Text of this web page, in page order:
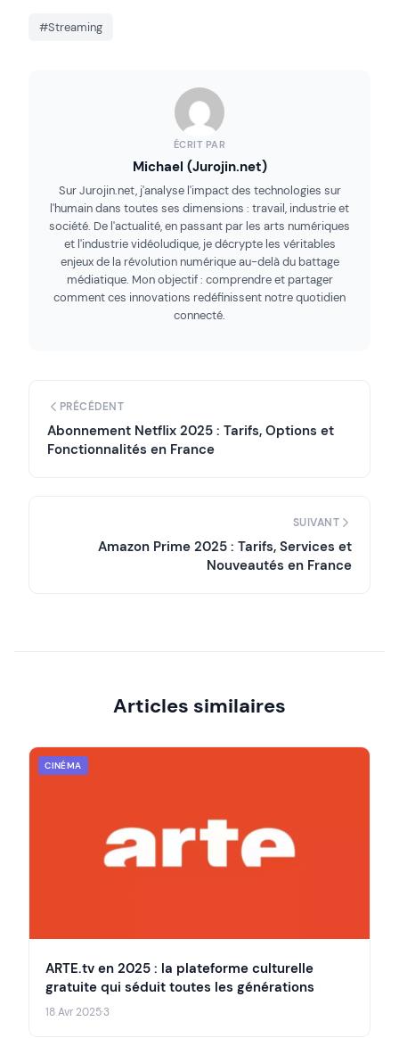
#Streaming
ÉCRIT PAR
Michael (Jurojin.net)
Sur Jurojin.net, j'analyse l'impact des technologies sur
l'humain dans toutes ses dimensions : travail, industrie et
société. De l'actualité, en passant par les arts numériques
et l'industrie vidéoludique, je décrypte les véritables
enjeux de la révolution numérique au-delà du battage
médiatique. Mon objectif : comprendre et partager
comment ces innovations redéfinissent notre quotidien
connecté.
PRÉCÉDENT
Abonnement Netflix 2025 : Tarifs, Options et
Fonctionnalités en France
SUIVANT
Amazon Prime 2025 : Tarifs, Services et
Nouveautés en France
Articles similaires
CINÉMA
ARTE.tv en 2025 : la plateforme culturelle
gratuite qui séduit toutes les générations
18 Avr 2025·3